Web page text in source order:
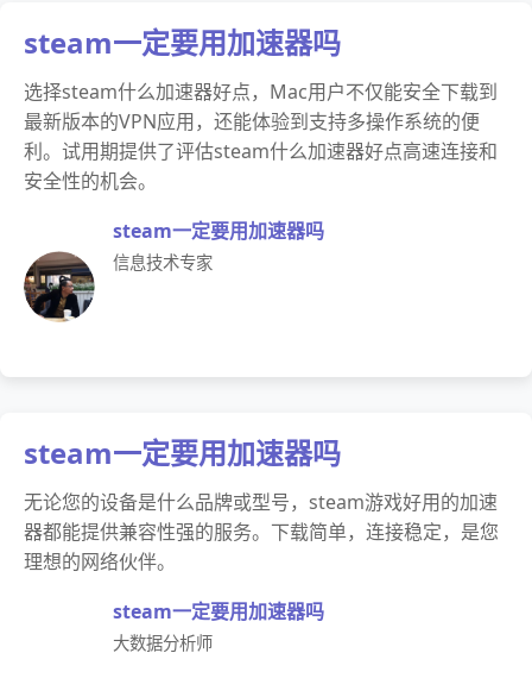
steam一定要用加速器吗
选择steam什么加速器好点，Mac用户不仅能安全下载到
最新版本的VPN应用，还能体验到支持多操作系统的便
利。试用期提供了评估steam什么加速器好点高速连接和
安全性的机会。
steam一定要用加速器吗
信息技术专家
steam一定要用加速器吗
无论您的设备是什么品牌或型号，steam游戏好用的加速
器都能提供兼容性强的服务。下载简单，连接稳定，是您
理想的网络伙伴。
steam一定要用加速器吗
大数据分析师